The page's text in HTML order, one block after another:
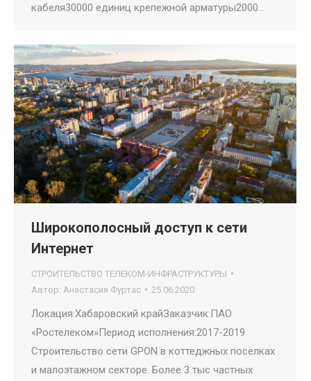
кабеля30000 единиц крепежной арматуры2000…
Широкополосный доступ к сети
Интернет
СТРОИТЕЛЬСТВО ТЕЛЕКОМ-ИНФРАСТРУКТУРЫ
Автор: Анастасия Фуртас 25.06.2020
Локация:Хабаровский крайЗаказчик:ПАО
«Ростелеком»Период исполнения:2017-2019
Строительство сети GPON в коттеджных поселках
и малоэтажном секторе. Более 3 тыс частных